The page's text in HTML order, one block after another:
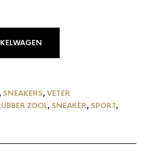
, SNEAKERS,VETER
ZOOL, SNEAKER, SPORT,